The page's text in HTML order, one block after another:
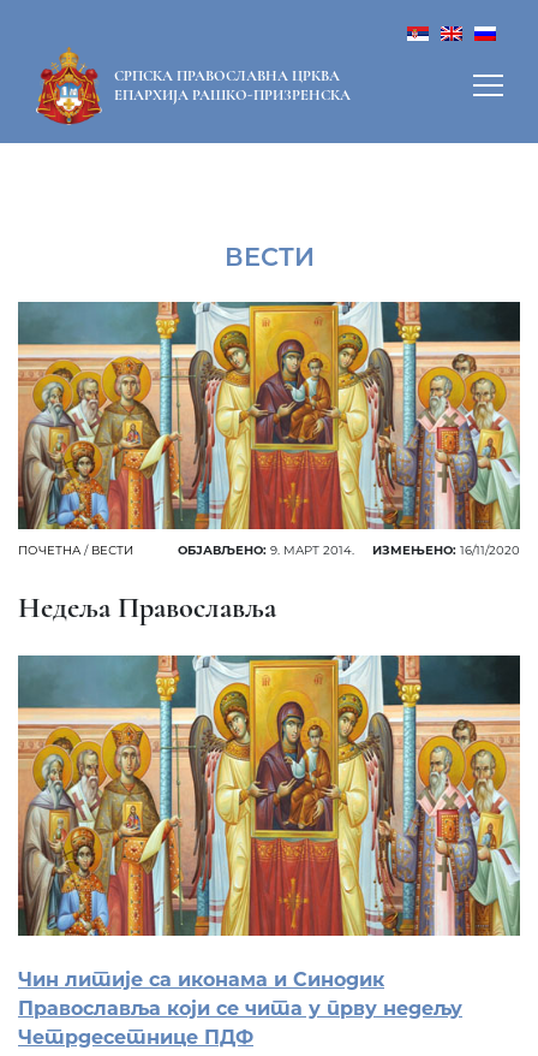
СРПСКА ПРАВОСЛАВНА ЦРКВА
ЕПАРХИЈА РАШКО-ПРИЗРЕНСКА
ВЕСТИ
ПОЧЕТНА / ВЕСТИ ОБЈАВЉЕНО: 9. МАРТ 2014. ИЗМЕЊЕНО: 16/11/2020
Недеља Православља
Чин литије са иконама и Синодик
Православља који се чита у прву недељу
Четрдесетнице ПДФ